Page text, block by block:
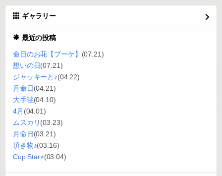
ギャラリー
最近の投稿
命日のお花【ブーケ】 (07.21)
想いの日(07.21)
ジャッキーと♪(04.22)
月命日(04.21)
大手毬(04.10)
4月 (04.01)
ムスカリ(03.23)
月命日(03.21)
頂き物♪(03.16)
Cup Star⭐︎(03.04)